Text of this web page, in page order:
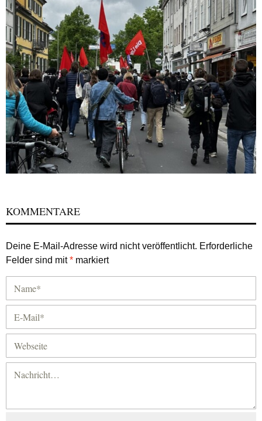
KOMMENTARE
Deine E-Mail-Adresse wird nicht veröffentlicht. Erforderliche
Felder sind mit* markiert